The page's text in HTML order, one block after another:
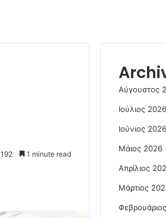
192 1 minute read
Αύγουστος
Ιούλιος 2026
Ιούνιος 2026
Μάιος 2026
Απρίλιος
Μάρτιος